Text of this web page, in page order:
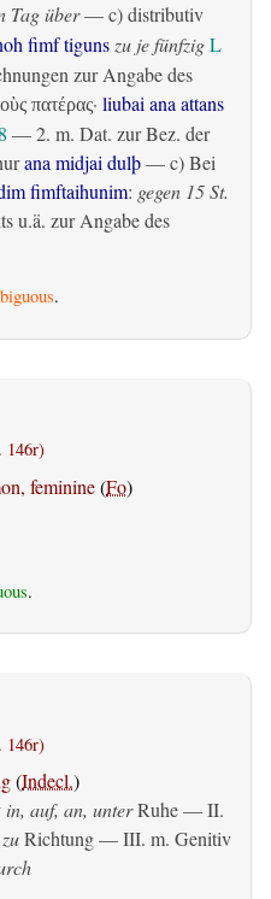
Tag über— c)distributiv
fimf tigunszu je fünfzigL
zur Angabe des
πατέρας· liubai ana attans
— 2. m. Dat. zur Bez. der
ana midjai dulþ— c) Bei
fimftaihunim: gegen 15 St.
u.ä. zur Angabe des
.
146r)
feminine(Fo)
.
146r)
(Indecl.)
in, auf, an, unterRuhe — II.
Richtung — III. m. Genitiv